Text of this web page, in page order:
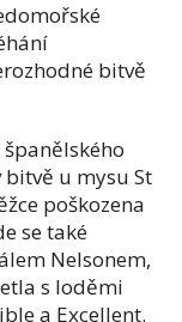
bitvě
bitvě u mysu St
poškozena
se také
Nelsonem,
s loděmi
a Excellent.